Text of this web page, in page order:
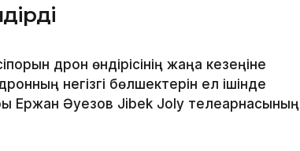
дрон өндірісінің жаңа кезеңіне
негізгі бөлшектерін ел ішінде
Ержан Әуезов Jibek Joly телеарнасының